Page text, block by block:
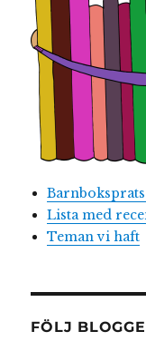
Lista med
Teman vi haft
FÖLJ